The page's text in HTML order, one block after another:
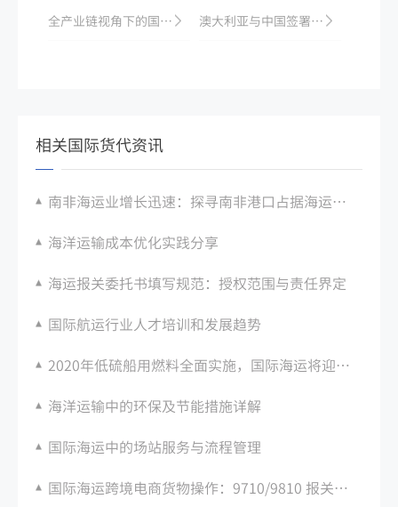
全产业链视角下的国际海运发展趋势 澳大利亚与中国签署自贸协定升级，双方货物贸易将更加便捷
相关国际货代资讯
南非海运业增长迅速：探寻南非港口占据海运航线的发展动向
海洋运输成本优化实践分享
海运报关委托书填写规范：授权范围与责任界定
国际航运行业人才培训和发展趋势
2020年低硫船用燃料全面实施，国际海运将迎来新变革
海洋运输中的环保及节能措施详解
国际海运中的场站服务与流程管理
国际海运跨境电商货物操作：9710/9810 报关要点